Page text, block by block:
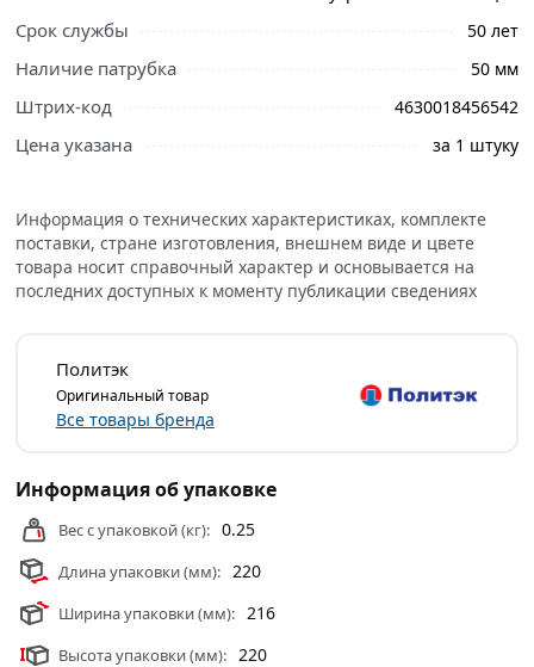
профессиональные менеджеры обработают заказ и
свяжутся с Вами для согласования условий доставки
или самовывоза.
Условия доставки и цены на товар Отвод для
внутренней канализации 110х45° с выходом 50 (левый
+ правый) Политэк 345111050ЛП из категории
действительны в Москве и области.
Срок службы 50 лет
Наличие патрубка 50 мм
Штрих-код 4630018456542
Цена указана за 1 штуку
Информация о технических характеристиках, комплекте
поставки, стране изготовления, внешнем виде и цвете
товара носит справочный характер и основывается на
последних доступных к моменту публикации сведениях
Политэк
Оригинальный товар
Все товары бренда
Информация об упаковке
Вес с упаковкой (кг): 0.25
Длина упаковки (мм): 220
Ширина упаковки (мм): 216
Высота упаковки (мм): 220